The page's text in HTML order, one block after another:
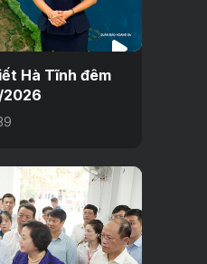
Hà Tĩnh đêm